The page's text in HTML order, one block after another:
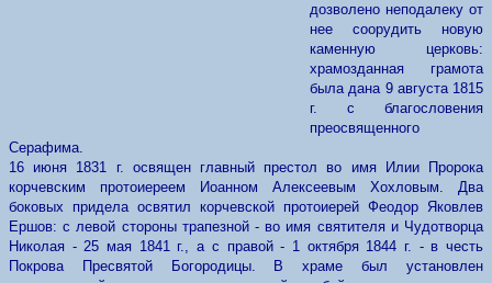
дозволено неподалеку от
нее соорудить новую
каменную церковь:
храмозданная грамота
была дана 9 августа 1815
г. с благословения
преосвященного
Серафима.
16 июня 1831 г. освящен главный престол во имя Илии Пророка
корчевским протоиереем Иоанном Алексеевым Хохловым. Два
боковых придела освятил корчевской протоиерей Феодор Яковлев
Ершов: с левой стороны трапезной - во имя святителя и Чудотворца
Николая - 25 мая 1841 г., а с правой - 1 октября 1844 г. - в честь
Покрова Пресвятой Богородицы. В храме был установлен